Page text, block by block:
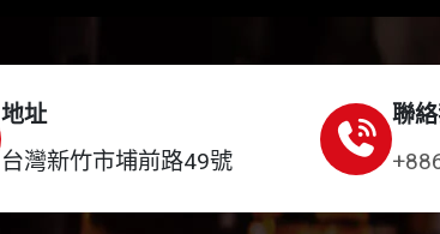
地址
台灣新竹市埔前路49號
聯